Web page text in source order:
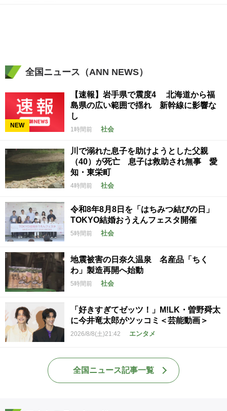
全国ニュース（ANN NEWS）
NEW
【速報】岩手県で震度4 北海道から福
島県の広い範囲で揺れ 新幹線に影響な
し
1時間前 社会
川で溺れた息子を助けようとした父親
（40）が死亡 息子は救助され無事 愛
知・東栄町
4時間前 社会
令和8年8月8日を「はちみつ結びの日」
TOKYO結婚おうえんフェスタ開催
5時間前 社会
地震被害の日奈久温泉 名産品「ちく
わ」製造再開へ始動
5時間前 社会
「好きすぎてゼッツ！」M!LK・曽野舜太
に今井竜太郎がツッコミ＜芸能動画＞
2026/8/8(土)21:42 エンタメ
全国ニュース記事一覧